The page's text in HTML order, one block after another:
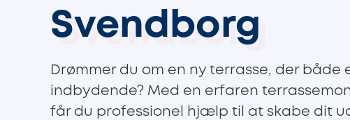
Svendborg
Drømmer du om en ny terrasse, der både
indbydende? Med en erfaren
får du professionel hjælp til at skabe dit